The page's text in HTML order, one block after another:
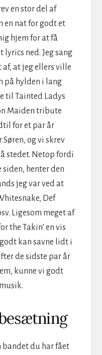
en stor del af
en nat for godt et
hjem for at få
ned. Jeg sang
af, at jeg ellers ville
på hylden i lang
til Tainted Ladys
Maiden tribute
for et par år
og vi skrev
stedet. Netop fordi
henter den
jeg var ved at
Def
Ligesom meget af
the Takin’ en vis
kan savne lidt i
de sidste par år
kunne vi godt
du har fået